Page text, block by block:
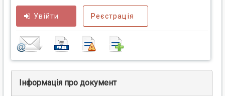
Увійти Реєстрація
Інформація про документ